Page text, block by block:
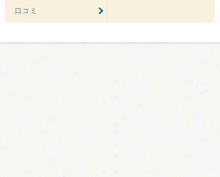
口コミ